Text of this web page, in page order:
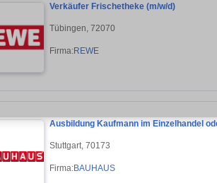
Verkäufer Frischetheke (m/w/d)
Tübingen, 72070
Firma:REWE
Ausbildung Kaufmann im Einzelhandel
Stuttgart, 70173
Firma:BAUHAUS